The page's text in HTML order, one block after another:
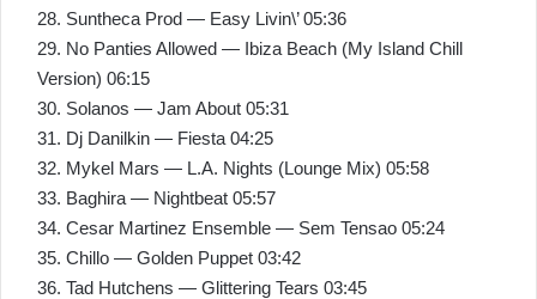
28. Suntheca Prod — Easy Livin\’ 05:36
29. No Panties Allowed — Ibiza Beach (My Island Chill
Version) 06:15
30. Solanos — Jam About 05:31
31. Dj Danilkin — Fiesta 04:25
32. Mykel Mars — L.A. Nights (Lounge Mix) 05:58
33. Baghira — Nightbeat 05:57
34. Cesar Martinez Ensemble — Sem Tensao 05:24
35. Chillo — Golden Puppet 03:42
36. Tad Hutchens — Glittering Tears 03:45